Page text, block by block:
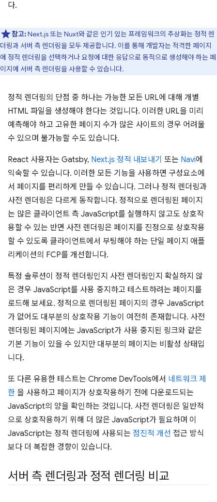
다.
참고:Next.js 또는 Nuxt와 같은 인기 있는 프레임워크의 추상화는 정적 렌
더링과 서버 측 렌더링을 모두 제공합니다. 이를 통해 개발자는 적격한 페이지
에 정적 렌더링을 선택하거나 요청에 대한 응답으로 동적으로 생성해야 하는 페
이지에 서버 측 렌더링을 사용할 수 있습니다.
정적 렌더링의 단점 중 하나는 가능한 모든 URL에 대해 개별
HTML 파일을 생성해야 한다는 것입니다. 이러한 URL을 미리
예측해야 하고 고유한 페이지 수가 많은 사이트의 경우 어려울
수 있으며 불가능할 수도 있습니다.
React 사용자는 Gatsby, Next.js 정적 내보내기 또는 Navi에
익숙할 수 있습니다. 이러한 모든 기능을 사용하면 구성요소에
서 페이지를 편리하게 만들 수 있습니다. 그러나 정적 렌더링과
사전 렌더링은 다르게 동작합니다. 정적으로 렌더링된 페이지
는 많은 클라이언트 측 JavaScript를 실행하지 않고도 상호작
용할 수 있는 반면 사전 렌더링은 페이지를 진정으로 상호작용
할 수 있도록 클라이언트에서 부팅해야 하는 단일 페이지 애플
리케이션의 FCP를 개선합니다.
특정 솔루션이 정적 렌더링인지 사전 렌더링인지 확실하지 않
은 경우 JavaScript를 사용 중지하고 테스트하려는 페이지를
로드해 보세요. 정적으로 렌더링된 페이지의 경우 JavaScript
가 없어도 대부분의 상호작용 기능이 여전히 존재합니다. 사전
렌더링된 페이지에는 JavaScript가 사용 중지된 링크와 같은
기본 기능이 있을 수 있지만 대부분의 페이지는 비활성 상태입
니다.
또 다른 유용한 테스트는 Chrome DevTools에서 네트워크 제
한 을 사용하고 페이지가 상호작용하기 전에 다운로드되는
JavaScript의 양을 확인하는 것입니다. 사전 렌더링은 일반적
으로 상호작용하기 위해 더 많은 JavaScript가 필요하며 이
JavaScript는 정적 렌더링에 사용되는 점진적 개선 접근 방식
보다 더 복잡한 경향이 있습니다.
서버 측 렌더링과 정적 렌더링 비교